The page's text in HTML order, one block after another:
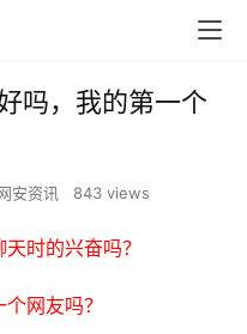
吗，我的第一个
安资讯 843 views
时的兴奋吗？
网友吗？